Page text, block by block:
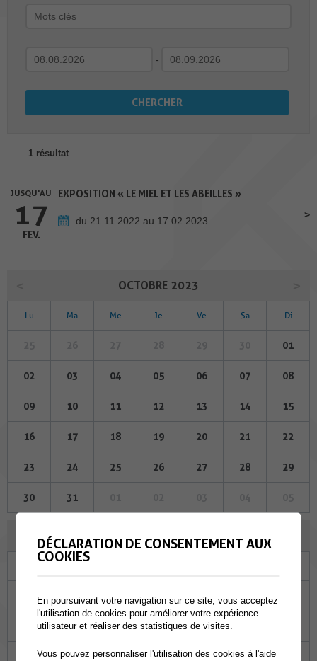
-
1 résultat
JUSQU'AU
17
FEV.
EXPOSITION « LE MIEL ET LES ABEILLES »
du 21.11.2022 au 17.02.2023
OCTOBRE 2023
Lu Ma Me Je Ve Sa Di
01
02 03 04 05 06 07 08
09 10 11 12 13 14 15
16 17 18 19 20 21 22
23 24 25 26 27 28 29
30 31
NOVEMBRE 2023
01 02 03
07 08 09 10
14 15 16 17 18
DÉCLARATION DE CONSENTEMENT AUX
COOKIES
En poursuivant votre navigation sur ce site, vous acceptez
l'utilisation de cookies pour améliorer votre expérience
utilisateur et réaliser des statistiques de visites.
Vous pouvez personnaliser l'utilisation des cookies à l'aide